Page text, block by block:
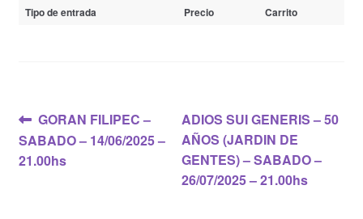
Tipo de entrada Precio Carrito
Navegación
de
Anterior:
GORAN FILIPEC –
SABADO – 14/06/2025 –
21.00hs
Siguiente:
ADIOS SUI GENERIS – 50
AÑOS (JARDIN DE
GENTES) – SABADO –
26/07/2025 – 21.00hs